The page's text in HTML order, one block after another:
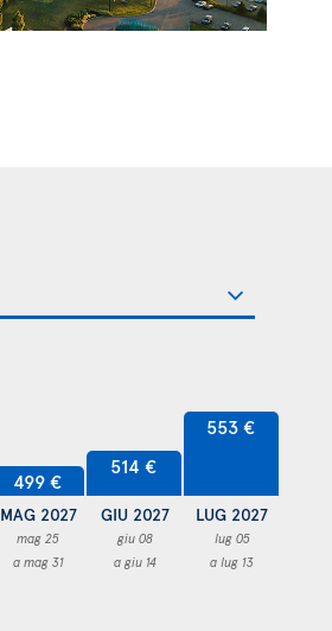
499 €
MAG 2027
mag 25
a mag 31
514 €
GIU 2027
giu 08
a giu 14
553 €
LUG 2027
lug 05
a lug 13